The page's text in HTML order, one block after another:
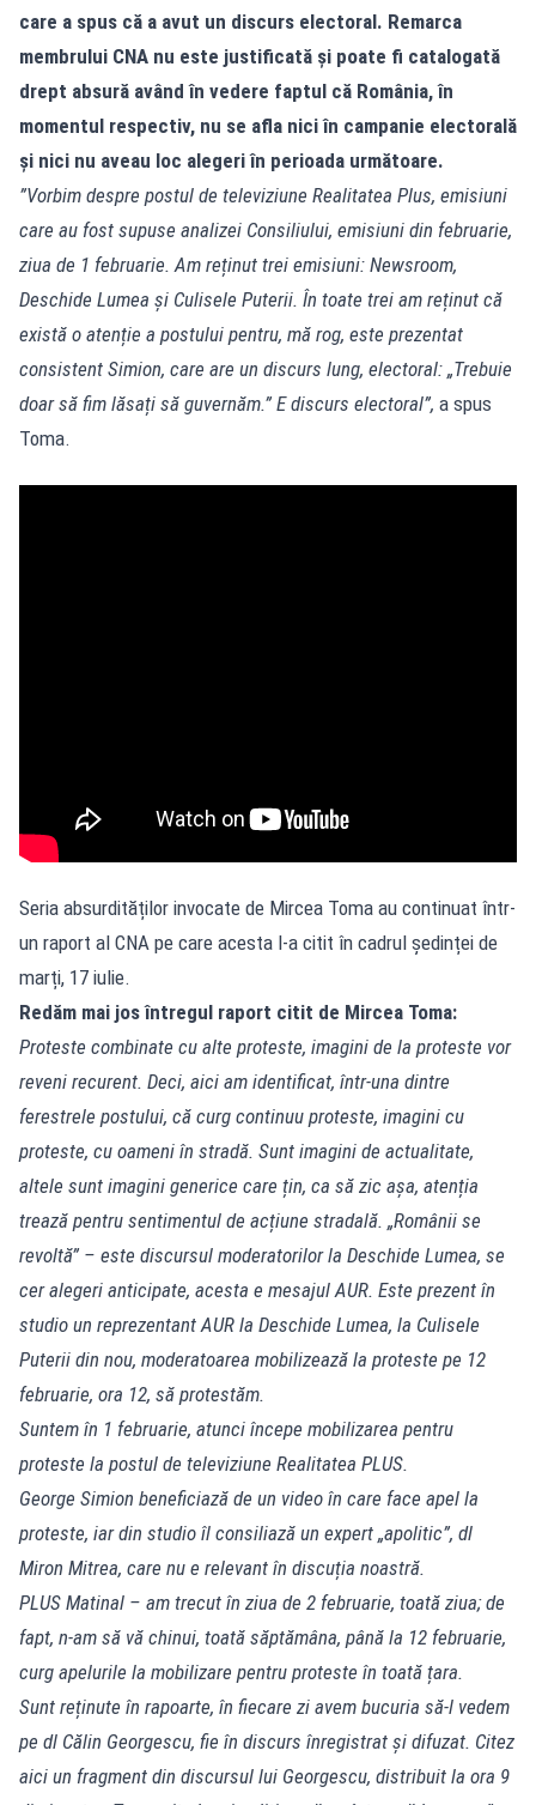
care a spus că a avut un discurs electoral. Remarca
membrului CNA nu este justificată și poate fi catalogată
drept absură având în vedere faptul că România, în
momentul respectiv, nu se afla nici în campanie electorală
și nici nu aveau loc alegeri în perioada următoare.
”Vorbim despre postul de televiziune Realitatea Plus, emisiuni
care au fost supuse analizei Consiliului, emisiuni din februarie,
ziua de 1 februarie. Am reținut trei emisiuni: Newsroom,
Deschide Lumea și Culisele Puterii. În toate trei am reținut că
există o atenție a postului pentru, mă rog, este prezentat
consistent Simion, care are un discurs lung, electoral: „Trebuie
doar să fim lăsați să guvernăm.” E discurs electoral”, a spus
Toma.
Seria absurdităților invocate de Mircea Toma au continuat într-
un raport al CNA pe care acesta l-a citit în cadrul ședinței de
marți, 17 iulie.
Redăm mai jos întregul raport citit de Mircea Toma:
Proteste combinate cu alte proteste, imagini de la proteste vor
reveni recurent. Deci, aici am identificat, într-una dintre
ferestrele postului, că curg continuu proteste, imagini cu
proteste, cu oameni în stradă. Sunt imagini de actualitate,
altele sunt imagini generice care țin, ca să zic așa, atenția
trează pentru sentimentul de acțiune stradală. „Românii se
revoltă” – este discursul moderatorilor la Deschide Lumea, se
cer alegeri anticipate, acesta e mesajul AUR. Este prezent în
studio un reprezentant AUR la Deschide Lumea, la Culisele
Puterii din nou, moderatoarea mobilizează la proteste pe 12
februarie, ora 12, să protestăm.
Suntem în 1 februarie, atunci începe mobilizarea pentru
proteste la postul de televiziune Realitatea PLUS.
George Simion beneficiază de un video în care face apel la
proteste, iar din studio îl consiliază un expert „apolitic”, dl
Miron Mitrea, care nu e relevant în discuția noastră.
PLUS Matinal – am trecut în ziua de 2 februarie, toată ziua; de
fapt, n-am să vă chinui, toată săptămâna, până la 12 februarie,
curg apelurile la mobilizare pentru proteste în toată țara.
Sunt reținute în rapoarte, în fiecare zi avem bucuria să-l vedem
pe dl Călin Georgescu, fie în discurs înregistrat și difuzat. Citez
aici un fragment din discursul lui Georgescu, distribuit la ora 9